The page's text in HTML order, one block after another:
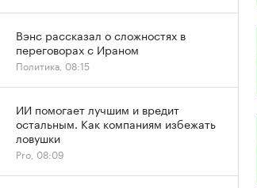
Вэнс рассказал о сложностях в
переговорах с Ираном
Политика, 08:15
ИИ помогает лучшим и вредит
остальным. Как компаниям избежать
ловушки
Pro, 08:09